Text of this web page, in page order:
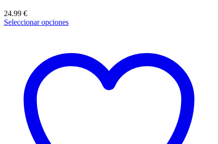
24.99 €
Seleccionar opciones